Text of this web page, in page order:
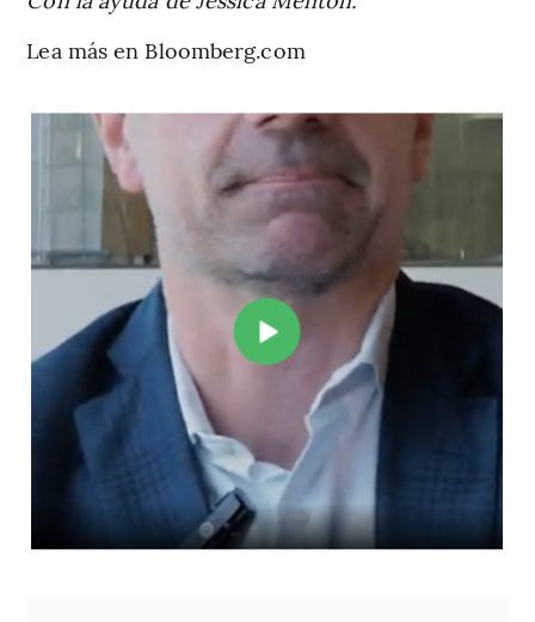
Lea más en Bloomberg.com